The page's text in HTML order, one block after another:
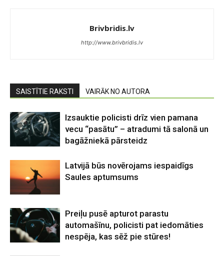
Brivbridis.lv
http://www.brivbridis.lv
SAISTĪTIE RAKSTI VAIRĀK NO AUTORA
Izsauktie policisti drīz vien pamana
vecu “pasātu” – atradumi tā salonā un
bagāžniekā pārsteidz
Latvijā būs novērojams iespaidīgs
Saules aptumsums
Preiļu pusē apturot parastu
automašīnu, policisti pat iedomāties
nespēja, kas sēž pie stūres!